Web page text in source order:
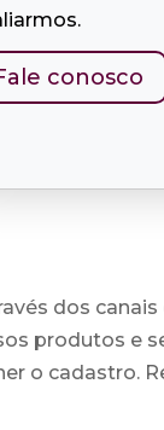
conosco
dos
produtos e
o cadastro.